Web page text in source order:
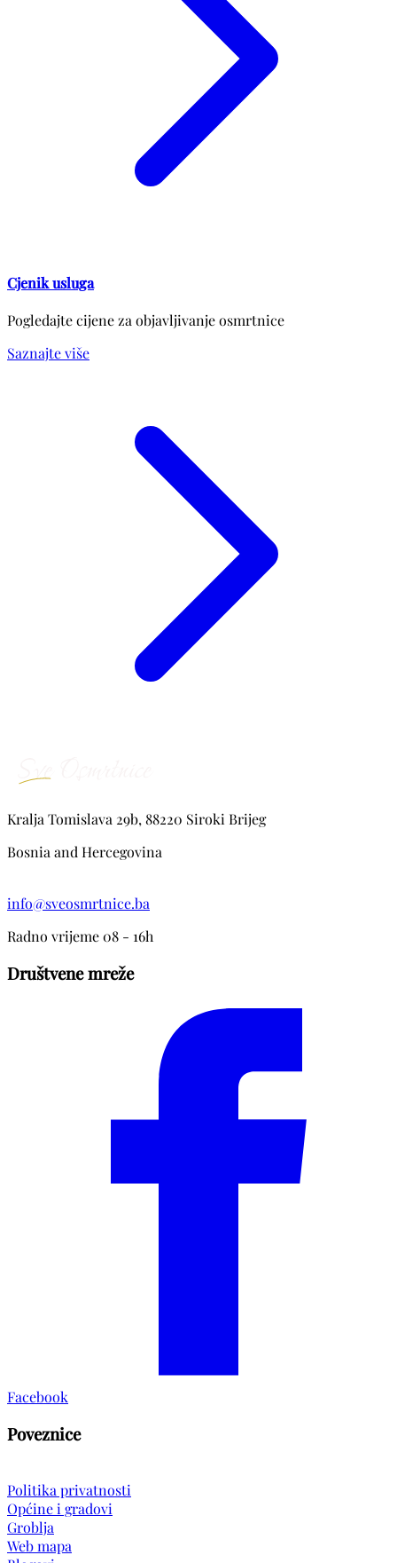
Cjenik usluga
Pogledajte cijene za objavljivanje osmrtnice
Saznajte više
Kralja Tomislava 29b, 88220 Siroki Brijeg
Bosnia and Hercegovina
info@sveosmrtnice.ba
Radno vrijeme 08 - 16h
Društvene mreže
Facebook
Poveznice
Politika privatnosti
Općine i gradovi
Groblja
Web mapa